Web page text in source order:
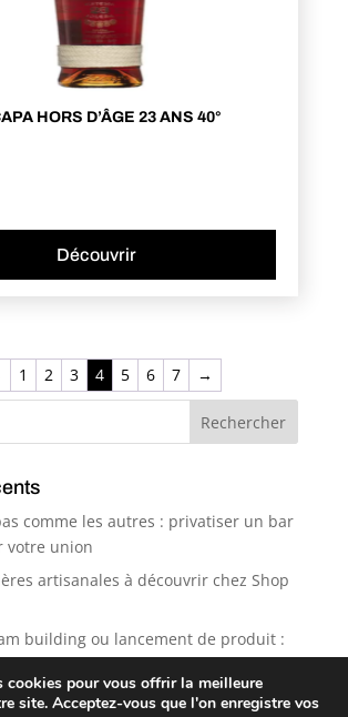
RHUM ZACAPA HORS D’ÂGE 23 ANS 40°
Découvrir
1 2 3 4 5 6 7 →
comme les autres : privatiser un bar
votre union
artisanales à découvrir chez Shop
building ou lancement de produit :
de privatiser un bar pour votre
cookies pour vous offrir la meilleure
site. Acceptez-vous que l'on enregistre vos